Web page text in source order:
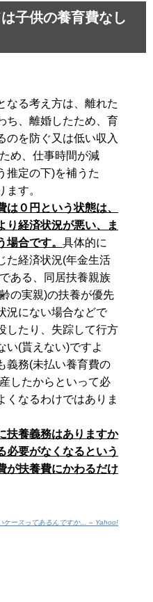
子供の養育費なし
なる考え方は、離れた
ち、離婚したため、育
のを防ぐ又は低い収入
め、仕事時間が減
推定の下)を補うた
す。
は０円という状態は、
り経済状況が悪い、ま
合です。 具体的に
た経済状況(年金生活
ある、同居扶養親族
の実親)の扶養が優先
況にない場合などで
したり、失踪して行方
い(貰えない)ですよ
義務(未払い養育費の
したからといって必
くなるわけではありま
扶養義務はありますか
必要がなくなるという
が扶養費にかわるだけ
ケースってあるんですか… – Yahoo!